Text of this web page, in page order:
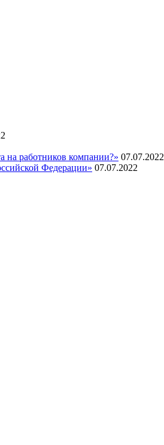
на работников компании?» 07.07.2022
Федерации» 07.07.2022